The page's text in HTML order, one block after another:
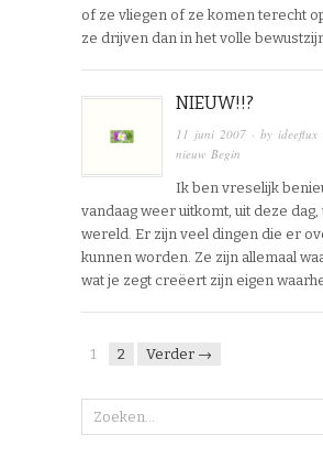
of ze vliegen of ze komen terecht
ze drijven dan in het volle
NIEUW!!?
11 juni 2007 · byideeflux
nieuw Begin
Ik ben vreselijk
vandaag weer uitkomt, uit deze dag,
wereld. Er zijn veel dingen die er
kunnen worden. Ze zijn allemaal
wat je zegt creëert zijn eigen
1 2 Verder →